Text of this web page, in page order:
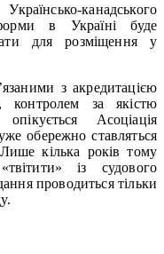
канадського
в Україні буде
для розміщення у
з акредитацією
контролем за якістю
Асоціація
обережно ставляться
кілька років тому
із судового
проводиться тільки